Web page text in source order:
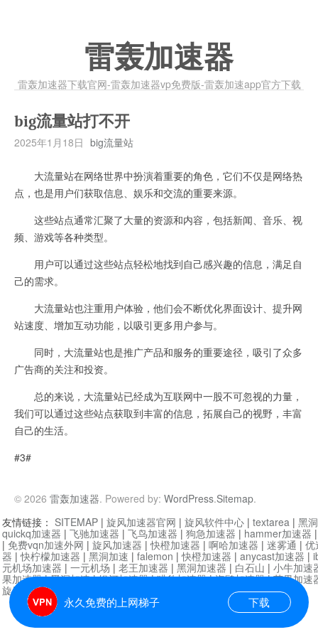
雷轰加速器
雷轰加速器下载官网-雷轰加速器vp免费版-雷轰加速app官方下载
big流量站打不开
2025年1月18日 big流量站
大流量站在网络世界中扮演着重要的角色，它们不仅是网络热
点，也是用户们获取信息、娱乐和交流的重要来源。
这些站点通常汇聚了大量的资源和内容，包括新闻、音乐、视
频、游戏等各种类型。
用户可以通过这些站点轻松地找到自己感兴趣的信息，满足自
己的需求。
大流量站也注重用户体验，他们会不断优化界面设计、提升网
站速度、增加互动功能，以吸引更多用户参与。
同时，大流量站也是推广产品和服务的重要途径，吸引了众多
广告商的关注和投资。
总的来说，大流量站已经成为互联网中一股不可忽视的力量，
我们可以通过这些站点获取到丰富的信息，拓展自己的视野，丰富
自己的生活。
#3#
© 2026 雷轰加速器. Powered by: WordPress.Sitemap.
永久免费的上网梯子 下载
友情链接： SITEMAP | 旋风加速器官网 | 旋风软件中心 | textarea | 黑
quickq加速器 | 飞驰加速器 | 飞鸟加速器 | 狗急加速器 | hammer加速器
| 免费vqn加速外网 | 旋风加速器 |快橙加速器 | 啊哈加速器 | 迷雾通 | 优
器 |快柠檬加速器 | 黑洞加速 | falemon |快橙加速器 | anycast加速器 |
元机场加速器 | 一元机场 | 老王加速器 | 黑洞加速器 | 白石山 | 小牛加速
果加速器|黑洞加速|银河加速器|猎豹加速器|海鸥加速器|芒果加速
旋风加速器度器